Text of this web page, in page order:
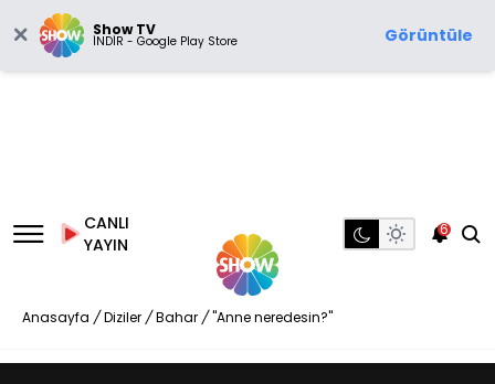
Show TV
İNDİR - Google Play Store Görüntüle
CANLI
YAYIN
6
Anasayfa / Diziler / Bahar / "Anne neredesin?"